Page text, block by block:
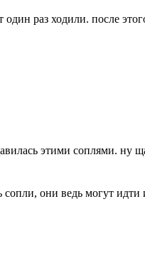
раз ходили. после
этими соплями. ну
они ведь могут